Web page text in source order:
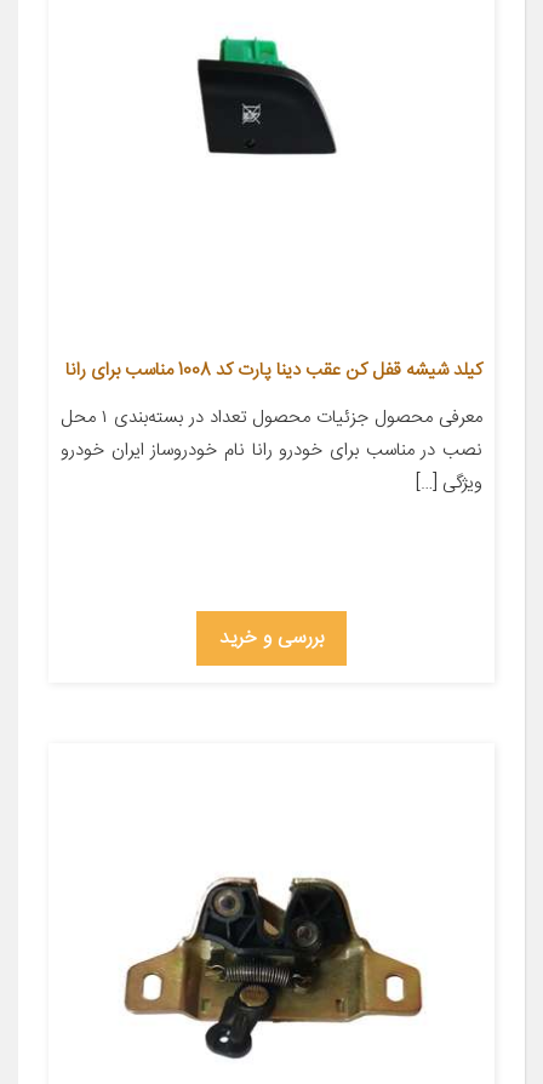
کیلد شیشه قفل کن عقب دینا پارت کد 1008 مناسب برای رانا
معرفی محصول جزئیات محصول تعداد در بسته‌بندی ۱ محل
نصب در مناسب برای خودرو رانا نام خودروساز ایران خودرو
ویژگی […]
بررسی و خرید